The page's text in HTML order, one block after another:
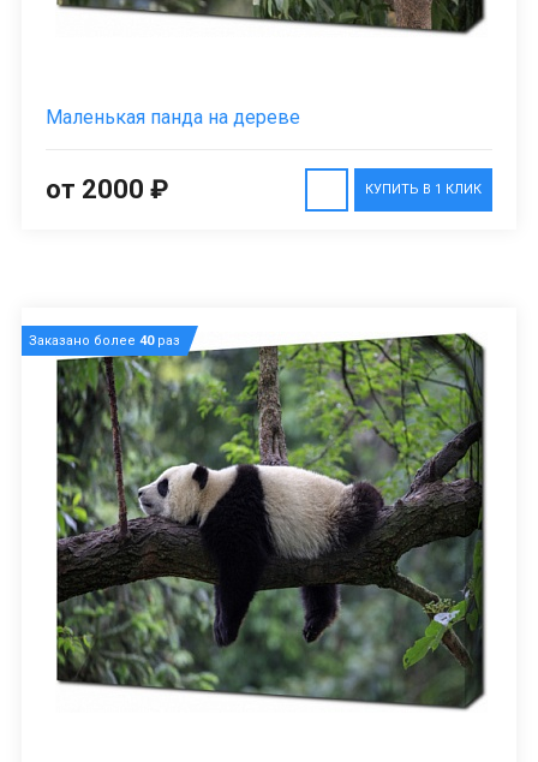
Маленькая панда на дереве
КУПИТЬ В 1 КЛИК
от 2000 ₽
Заказано более 40раз